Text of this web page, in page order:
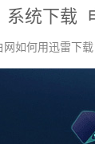
系统下载
网如何用迅雷下载